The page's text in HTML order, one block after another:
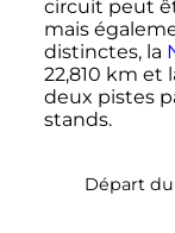
circuit peut
mais
distinctes, la
22,810 km et
deux pistes
stands.
Départ du